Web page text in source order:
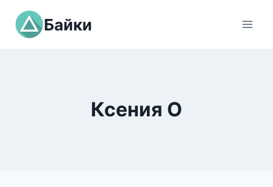
Перейти
содержимому
Байки
Ксения О